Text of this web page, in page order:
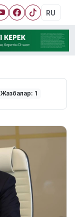
RU
Жазбалар: 1